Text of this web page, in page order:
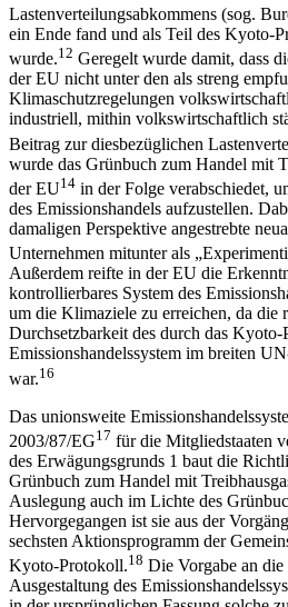
Lastenverteilungsabkommens (sog.
ein Ende fand und als Teil des Kyoto-
wurde.12 Geregelt wurde damit, dass
der EU nicht unter den als streng
Klimaschutzregelungen
industriell, mithin volkswirtschaftlich
Beitrag zur diesbezüglichen
wurde das Grünbuch zum Handel mit
der EU14 in der Folge verabschiedet,
des Emissionshandels aufzustellen.
damaligen Perspektive angestrebte
Unternehmen mitunter als
Außerdem reifte in der EU die
kontrollierbares System des
um die Klimaziele zu erreichen, da die
Durchsetzbarkeit des durch das
Emissionshandelssystem im breiten
war.16
Das unionsweite
2003/87/EG17 für die Mitgliedstaaten
des Erwägungsgrunds 1 baut die
Grünbuch zum Handel mit
Auslegung auch im Lichte des
Hervorgegangen ist sie aus der
sechsten Aktionsprogramm der
Kyoto-Protokoll.18 Die Vorgabe an
Ausgestaltung des